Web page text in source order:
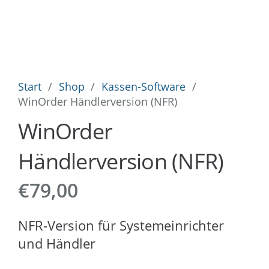
Start / Shop / Kassen-Software /
WinOrder Händlerversion (NFR)
WinOrder
Händlerversion (NFR)
€79,00
NFR-Version für Systemeinrichter
und Händler